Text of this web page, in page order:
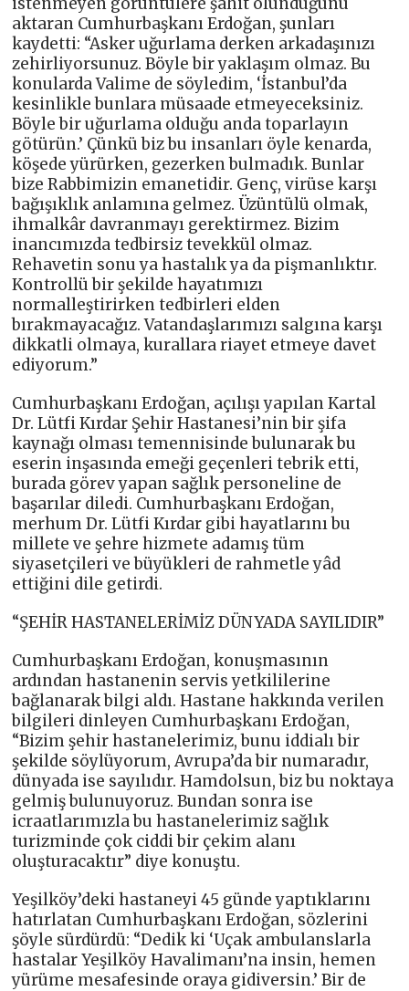
aktaran Cumhurbaşkanı Erdoğan, şunları
kaydetti: “Asker uğurlama derken arkadaşınızı
zehirliyorsunuz. Böyle bir yaklaşım olmaz. Bu
konularda Valime de söyledim, ‘İstanbul’da
kesinlikle bunlara müsaade etmeyeceksiniz.
Böyle bir uğurlama olduğu anda toparlayın
götürün.’ Çünkü biz bu insanları öyle kenarda,
köşede yürürken, gezerken bulmadık. Bunlar
bize Rabbimizin emanetidir. Genç, virüse karşı
bağışıklık anlamına gelmez. Üzüntülü olmak,
ihmalkâr davranmayı gerektirmez. Bizim
inancımızda tedbirsiz tevekkül olmaz.
Rehavetin sonu ya hastalık ya da pişmanlıktır.
Kontrollü bir şekilde hayatımızı
normalleştirirken tedbirleri elden
bırakmayacağız. Vatandaşlarımızı salgına karşı
dikkatli olmaya, kurallara riayet etmeye davet
ediyorum.”
Cumhurbaşkanı Erdoğan, açılışı yapılan Kartal
Dr. Lütfi Kırdar Şehir Hastanesi’nin bir şifa
kaynağı olması temennisinde bulunarak bu
eserin inşasında emeği geçenleri tebrik etti,
burada görev yapan sağlık personeline de
başarılar diledi. Cumhurbaşkanı Erdoğan,
merhum Dr. Lütfi Kırdar gibi hayatlarını bu
millete ve şehre hizmete adamış tüm
siyasetçileri ve büyükleri de rahmetle yâd
ettiğini dile getirdi.
“ŞEHİR HASTANELERİMİZ DÜNYADA SAYILIDIR”
Cumhurbaşkanı Erdoğan, konuşmasının
ardından hastanenin servis yetkililerine
bağlanarak bilgi aldı. Hastane hakkında verilen
bilgileri dinleyen Cumhurbaşkanı Erdoğan,
“Bizim şehir hastanelerimiz, bunu iddialı bir
şekilde söylüyorum, Avrupa’da bir numaradır,
dünyada ise sayılıdır. Hamdolsun, biz bu noktaya
gelmiş bulunuyoruz. Bundan sonra ise
icraatlarımızla bu hastanelerimiz sağlık
turizminde çok ciddi bir çekim alanı
oluşturacaktır” diye konuştu.
Yeşilköy’deki hastaneyi 45 günde yaptıklarını
hatırlatan Cumhurbaşkanı Erdoğan, sözlerini
şöyle sürdürdü: “Dedik ki ‘Uçak ambulanslarla
hastalar Yeşilköy Havalimanı’na insin, hemen
yürüme mesafesinde oraya gidiversin.’ Bir de